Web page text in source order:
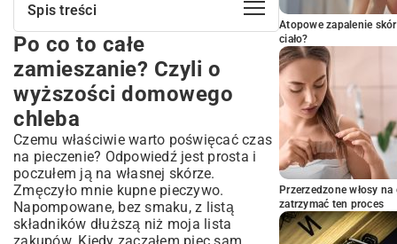
Spis treści
Po co to całe zamieszanie? Czyli o
wyższości domowego chleba
Skarby z kuchennej szafki. Co będzie
nam potrzebne?
Do dzieła! Mój przepis na chleb pszenny
pełnoziarnisty krok po kroku
Krok 1: Budzimy drożdże do życia
Krok 2: Wyrabianie ciasta – tu dzieje się
magia
Krok 3: Pierwszy odpoczynek, czyli czas na
rośnięcie
Po co to całe
zamieszanie? Czyli o
wyższości domowego
chleba
Czemu właściwie warto poświęcać czas
na pieczenie? Odpowiedź jest prosta i
poczułem ją na własnej skórze.
Zmęczyło mnie kupne pieczywo.
Napompowane, bez smaku, z listą
składników dłuższą niż moja lista
Atopowe zapalenie
ciało?
Przerzedzone włosy
zatrzymać ten proces